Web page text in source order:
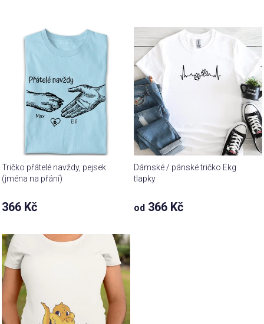
Tričko přátelé navždy, pejsek
(jména na přání)
Průměrné
hodnocení
366 Kč
Dámské / pánské tričko Ekg
tlapky
od 366 Kč